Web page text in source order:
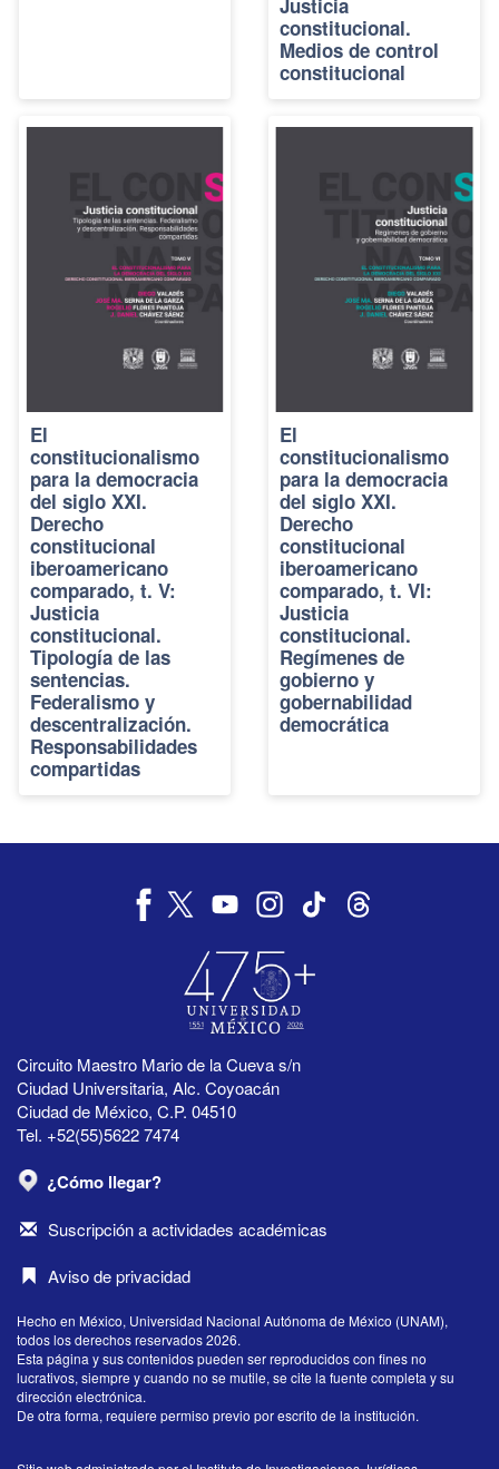
constitucional.
Medios de control
constitucional
El
constitucionalismo
para la democracia
del siglo XXI.
Derecho
constitucional
iberoamericano
comparado, t. V:
Justicia
constitucional.
Tipología de las
sentencias.
Federalismo y
descentralización.
Responsabilidades
compartidas
El
constitucionalismo
para la democracia
del siglo XXI.
Derecho
constitucional
iberoamericano
comparado, t. VI:
Justicia
constitucional.
Regímenes de
gobierno y
gobernabilidad
democrática
Circuito Maestro Mario de la Cueva s/n
Ciudad Universitaria, Alc. Coyoacán
Ciudad de México, C.P. 04510
Tel. +52(55)5622 7474
¿Cómo llegar?
Suscripción a actividades académicas
Aviso de privacidad
Hecho en México, Universidad Nacional Autónoma de México (UNAM),
todos los derechos reservados 2026.
Esta página y sus contenidos pueden ser reproducidos con fines no
lucrativos, siempre y cuando no se mutile, se cite la fuente completa y su
dirección electrónica.
De otra forma, requiere permiso previo por escrito de la institución.